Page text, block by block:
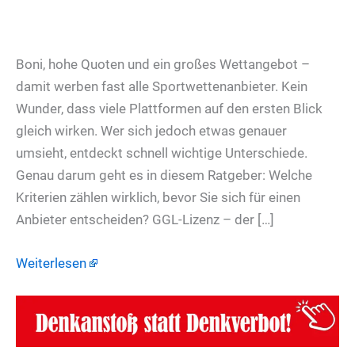
Boni, hohe Quoten und ein großes Wettangebot –
damit werben fast alle Sportwettenanbieter. Kein
Wunder, dass viele Plattformen auf den ersten Blick
gleich wirken. Wer sich jedoch etwas genauer
umsieht, entdeckt schnell wichtige Unterschiede.
Genau darum geht es in diesem Ratgeber: Welche
Kriterien zählen wirklich, bevor Sie sich für einen
Anbieter entscheiden? GGL-Lizenz – der […]
Weiterlesen